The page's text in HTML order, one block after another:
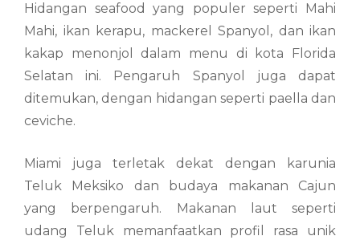
Hidangan seafood yang populer seperti Mahi
Mahi, ikan kerapu, mackerel Spanyol, dan ikan
kakap menonjol dalam menu di kota Florida
Selatan ini. Pengaruh Spanyol juga dapat
ditemukan, dengan hidangan seperti paella dan
ceviche.
Miami juga terletak dekat dengan karunia
Teluk Meksiko dan budaya makanan Cajun
yang berpengaruh. Makanan laut seperti
udang Teluk memanfaatkan profil rasa unik